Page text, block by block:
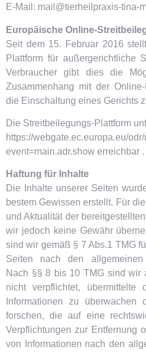
E-Mail: mail@tierheilpraxis-tina-
Europäische Online-
Seit dem 15. Februar 2016
Plattform für außergerichtliche
Verbraucher gibt dies die
Zusammenhang mit der
die Einschaltung eines Gerichts
Die Streitbeilegungs-Plattform
https://webgate.ec.europa.eu/
event=main.adr.show erreichbar .
Haftung für Inhalte
Die Inhalte unserer Seiten
bestem Gewissen erstellt. Für
und Aktualität der
wir jedoch keine Gewähr
sind wir gemäß § 7 Abs.1 TMG
Seiten nach den allgemeinen
Nach §§ 8 bis 10 TMG sind wir
nicht verpflichtet, übermittelte
Informationen zu
forschen, die auf eine
Verpflichtungen zur Entfernung
von Informationen nach den